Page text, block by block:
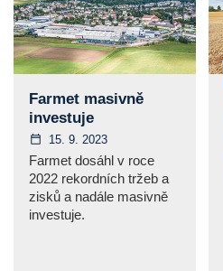
Farmet masivně
investuje
15. 9. 2023
Farmet dosáhl v roce
2022 rekordních tržeb a
zisků a nadále masivně
investuje.